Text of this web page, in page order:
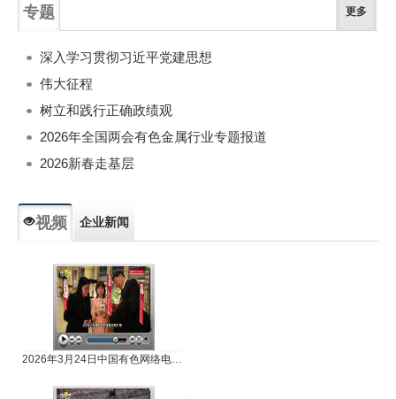
专题 更多
深入学习贯彻习近平党建思想
伟大征程
树立和践行正确政绩观
2026年全国两会有色金属行业专题报道
2026新春走基层
视频 企业新闻
2026年3月24日中国有色网络电视新闻